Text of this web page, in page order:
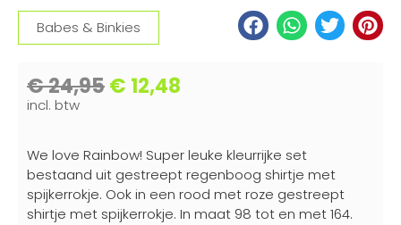
Babes & Binkies
€24,95€ 12,48
incl. btw
We love Rainbow! Super leuke kleurrijke set
bestaand uit gestreept regenboog shirtje met
spijkerrokje. Ook in een rood met roze gestreept
shirtje met spijkerrokje. In maat 98 tot en met 164.